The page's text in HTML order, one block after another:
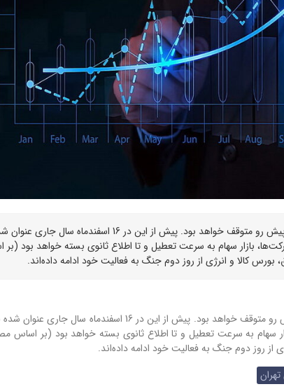
سازمان بورس اعلام کرد، معاملات سهام و مشتقات آن ها در هفته پیش رو متوقف خواهد بود. پیش از این در 16
بازار سهام به سرعت تعطیل و تا اطلاع ثانوی بسته خواهد بود
کالا و انرژی از روز دوم جنگ به فعالیت خود ادامه داده‌اند.
سازمان بورس اعلام کرد، معاملات سهام و مشتقات آن ها در هفته پیش رو متوقف خواهد بود. پیش از این در 16
سهام به سرعت تعطیل و تا اطلاع ثانوی بسته خواهد بود (بر اساس
از روز دوم جنگ به فعالیت خود ادامه داده‌اند.